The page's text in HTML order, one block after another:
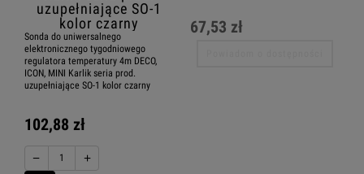
Sonda do uniwersalnego
elektronicznego tygodniowego
regulatora temperatury 4m DECO,
ICON, MINI Karlik seria prod.
uzupełniające SO-1 kolor czarny
102,88 zł
− +
67,53 zł